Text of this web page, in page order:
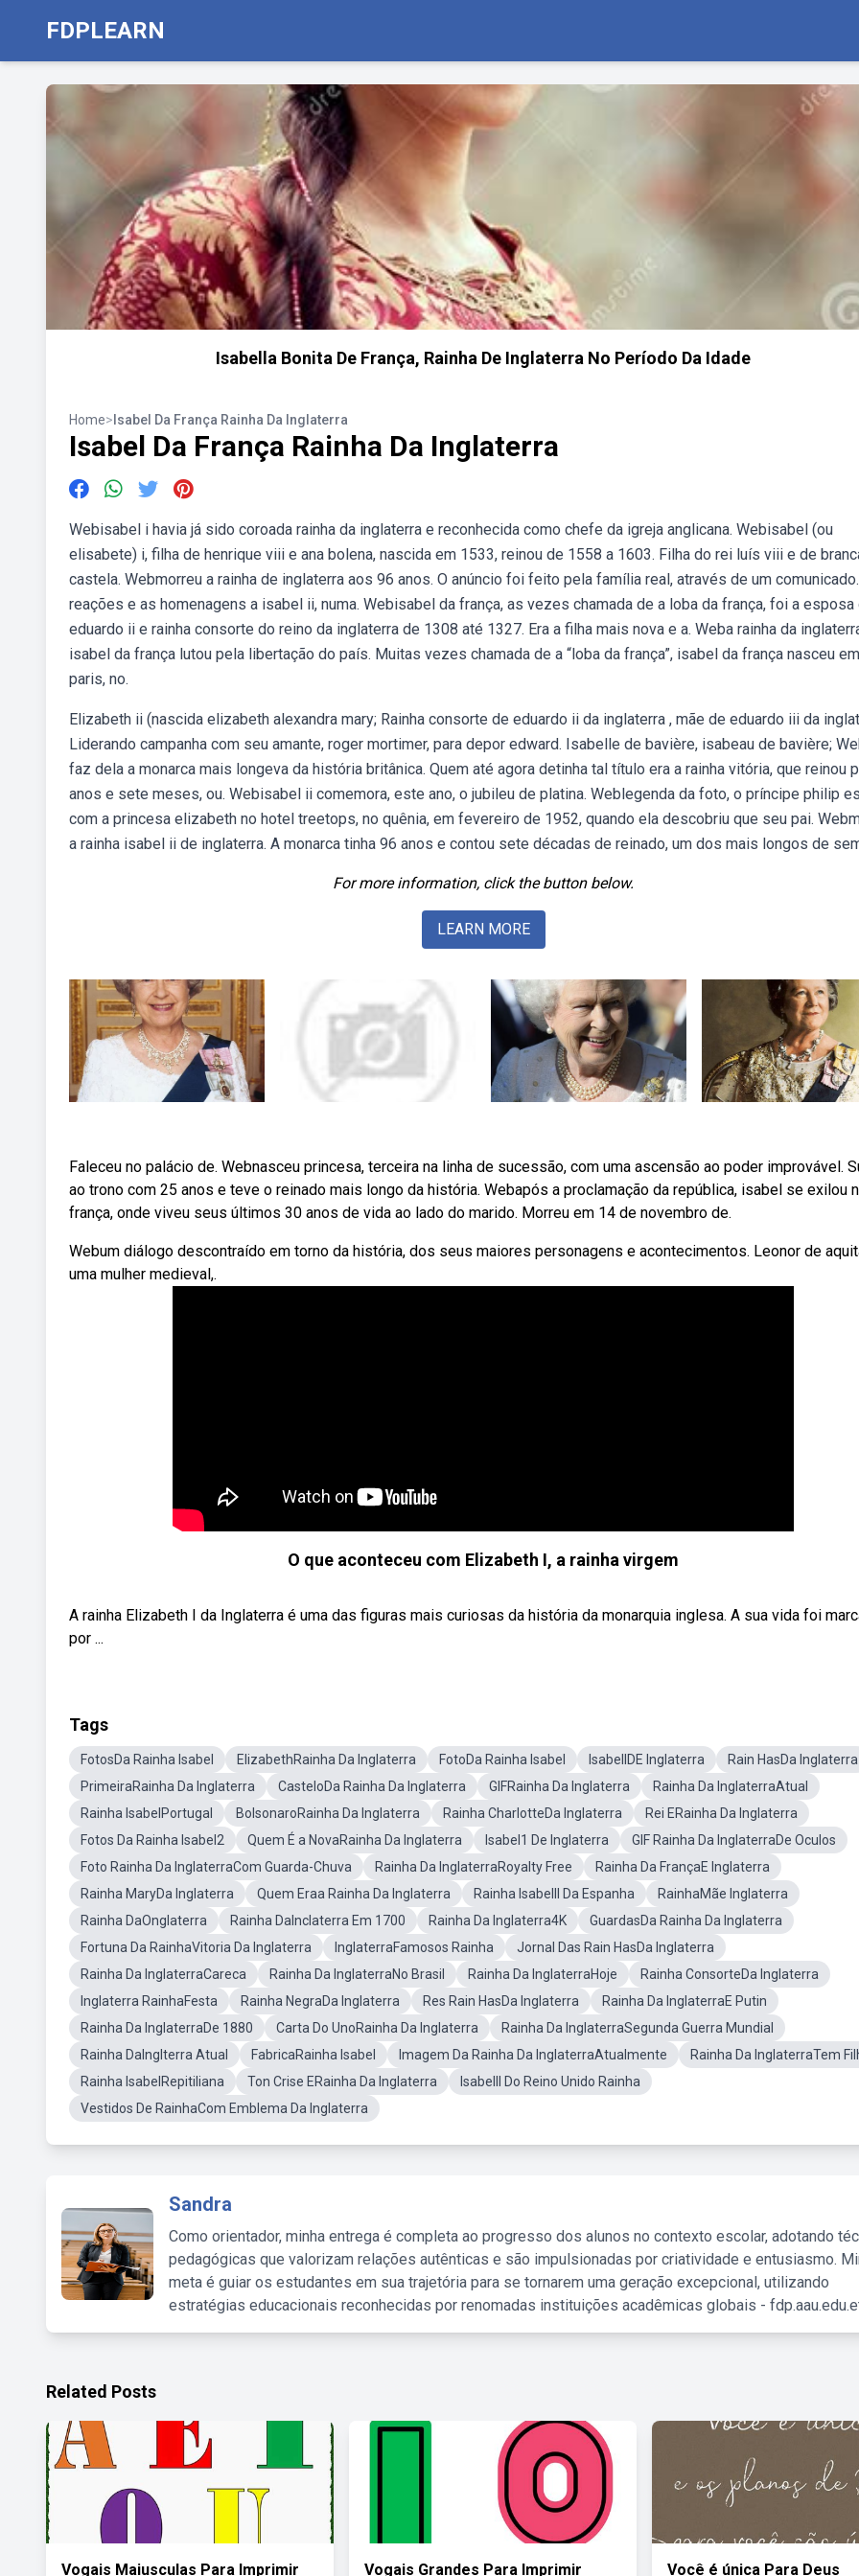
FDPLEARN
Isabella Bonita De França, Rainha De Inglaterra No Período Da Idade
Home> Isabel Da França Rainha Da Inglaterra
Isabel Da França Rainha Da Inglaterra
Webisabel i havia já sido coroada rainha da inglaterra e reconhecida como chefe da igreja anglicana. Webisabel (ou
elisabete) i, filha de henrique viii e ana bolena, nascida em 1533, reinou de 1558 a 1603. Filha do rei luís viii e de
castela. Webmorreu a rainha de inglaterra aos 96 anos. O anúncio foi feito pela família real, através de um
reações e as homenagens a isabel ii, numa. Webisabel da frança, as vezes chamada de a loba da frança, foi a esposa
eduardo ii e rainha consorte do reino da inglaterra de 1308 até 1327. Era a filha mais nova e a. Weba rainha da
isabel da frança lutou pela libertação do país. Muitas vezes chamada de a “loba da frança”, isabel da frança nasceu em
paris, no.
Elizabeth ii (nascida elizabeth alexandra mary; Rainha consorte de eduardo ii da inglaterra , mãe de eduardo iii da
Liderando campanha com seu amante, roger mortimer, para depor edward. Isabelle de bavière, isabeau de bavière;
faz dela a monarca mais longeva da história britânica. Quem até agora detinha tal título era a rainha vitória, que reinou
anos e sete meses, ou. Webisabel ii comemora, este ano, o jubileu de platina. Weblegenda da foto, o príncipe philip
com a princesa elizabeth no hotel treetops, no quênia, em fevereiro de 1952, quando ela descobriu que seu pai.
a rainha isabel ii de inglaterra. A monarca tinha 96 anos e contou sete décadas de reinado, um dos mais longos de
For more information, click the button below.
LEARN MORE
Faleceu no palácio de. Webnasceu princesa, terceira na linha de sucessão, com uma ascensão ao poder improvável.
ao trono com 25 anos e teve o reinado mais longo da história. Webapós a proclamação da república, isabel se exilou
frança, onde viveu seus últimos 30 anos de vida ao lado do marido. Morreu em 14 de novembro de.
Webum diálogo descontraído em torno da história, dos seus maiores personagens e acontecimentos. Leonor de
uma mulher medieval,.
O que aconteceu com Elizabeth I, a rainha virgem
A rainha Elizabeth I da Inglaterra é uma das figuras mais curiosas da história da monarquia inglesa. A sua vida foi
por ...
Tags
FotosDa Rainha Isabel ElizabethRainha Da Inglaterra FotoDa Rainha Isabel IsabelIDE Inglaterra
Rain HasDa Inglaterra
PrimeiraRainha Da Inglaterra
CasteloDa Rainha Da Inglaterra GIFRainha Da Inglaterra
Rainha Da InglaterraAtual
Rainha IsabelPortugal
BolsonaroRainha Da Inglaterra Rainha CharlotteDa Inglaterra
Rei ERainha Da Inglaterra
Fotos Da Rainha Isabel2
Quem É a NovaRainha Da Inglaterra Isabel1 De Inglaterra
GIF Rainha Da InglaterraDe Oculos
Foto Rainha Da InglaterraCom Guarda-Chuva
Rainha Da InglaterraRoyalty Free
Rainha Da FrançaE Inglaterra
Rainha MaryDa Inglaterra
Quem Eraa Rainha Da Inglaterra Rainha IsabelII Da Espanha
RainhaMãe Inglaterra
Rainha DaOnglaterra
Rainha DaInclaterra Em 1700 Rainha Da Inglaterra4K
GuardasDa Rainha Da Inglaterra
Fortuna Da RainhaVitoria Da Inglaterra
InglaterraFamosos Rainha
Jornal Das Rain HasDa Inglaterra
Rainha Da InglaterraCareca
Rainha Da InglaterraNo Brasil Rainha Da InglaterraHoje
Rainha ConsorteDa Inglaterra
Inglaterra RainhaFesta
Rainha NegraDa Inglaterra Res Rain HasDa Inglaterra
Rainha Da InglaterraE Putin
Rainha Da InglaterraDe 1880
Carta Do UnoRainha Da Inglaterra
Rainha Da InglaterraSegunda Guerra Mundial
Rainha DaInglterra Atual
FabricaRainha Isabel Imagem Da Rainha Da InglaterraAtualmente
Rainha Da InglaterraTem
Rainha IsabelRepitiliana
Ton Crise ERainha Da Inglaterra
IsabelII Do Reino Unido Rainha
Vestidos De RainhaCom Emblema Da Inglaterra
Sandra
Como orientador, minha entrega é completa ao progresso dos alunos no contexto escolar, adotando
pedagógicas que valorizam relações autênticas e são impulsionadas por criatividade e entusiasmo.
meta é guiar os estudantes em sua trajetória para se tornarem uma geração excepcional, utilizando
estratégias educacionais reconhecidas por renomadas instituições acadêmicas globais -
Related Posts
Vogais Maiusculas Para Imprimir Vogais Grandes Para Imprimir Você é única Para Deus